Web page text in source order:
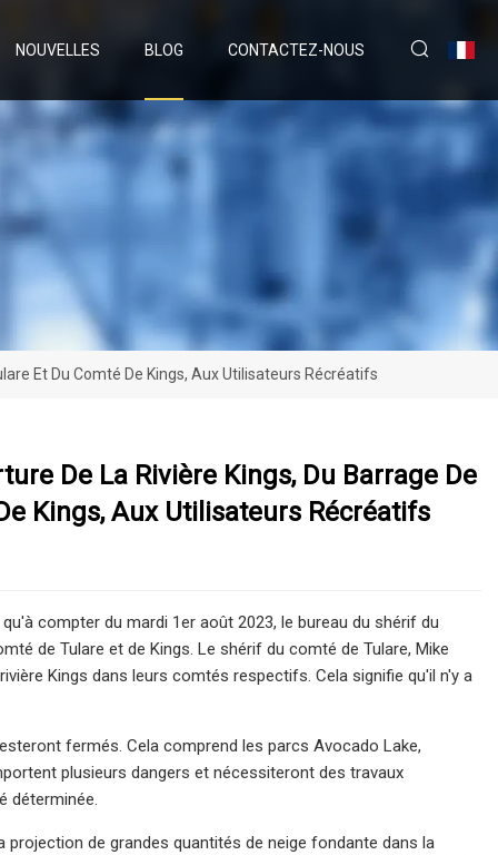
NOUVELLES BLOG CONTACTEZ-NOUS
Et Du Comté De Kings, Aux Utilisateurs Récréatifs
De La Rivière Kings, Du Barrage De
Kings, Aux Utilisateurs Récréatifs
compter du mardi 1er août 2023, le bureau du shérif du
de Tulare et de Kings. Le shérif du comté de Tulare, Mike
Kings dans leurs comtés respectifs. Cela signifie qu'il n'y a
fermés. Cela comprend les parcs Avocado Lake,
plusieurs dangers et nécessiteront des travaux
déterminée.
de grandes quantités de neige fondante dans la